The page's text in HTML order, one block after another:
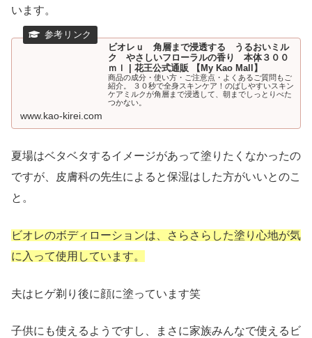
います。
ビオレｕ 角層まで浸透する うるおいミル
ク やさしいフローラルの香り 本体３００
ｍｌ | 花王公式通販 【My Kao Mall】
商品の成分・使い方・ご注意点・よくあるご質問もご
紹介。 ３０秒で全身スキンケア！のばしやすいスキン
ケアミルクが角層まで浸透して、朝までしっとりべた
つかない。
www.kao-kirei.com
夏場はベタベタするイメージがあって塗りたくなかったの
ですが、皮膚科の先生によると保湿はした方がいいとのこ
と。
ビオレのボディローションは、さらさらした塗り心地が気
に入って使用しています。
夫はヒゲ剃り後に顔に塗っています笑
子供にも使えるようですし、まさに家族みんなで使えるビ